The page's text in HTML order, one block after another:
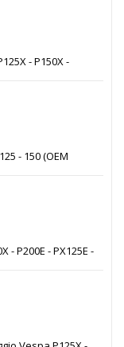
- P150X -
- 150 (OEM
- P200E - PX125E -